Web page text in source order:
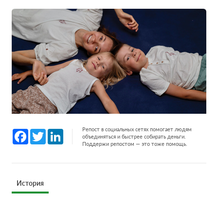
Facebook
Twitter LinkedInРепост в социальных сетях помогает людям
объединяться и быстрее собирать деньги.
Поддержи репостом — это тоже помощь.
История